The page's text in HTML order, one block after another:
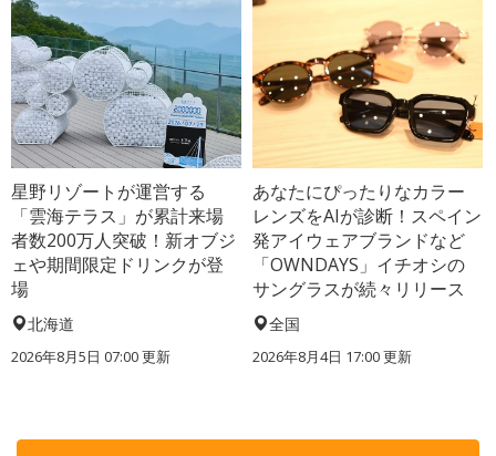
星野リゾートが運営する
「雲海テラス」が累計来場
者数200万人突破！新オブジ
ェや期間限定ドリンクが登
場
北海道
2026年8月5日 07:00更新
あなたにぴったりなカラー
レンズをAIが診断！スペイン
発アイウェアブランドなど
「OWNDAYS」イチオシの
サングラスが続々リリース
全国
2026年8月4日 17:00更新